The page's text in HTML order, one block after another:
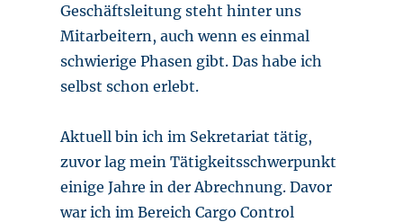
Geschäftsleitung steht hinter uns
Mitarbeitern, auch wenn es einmal
schwierige Phasen gibt. Das habe ich
selbst schon erlebt.
Aktuell bin ich im Sekretariat tätig,
zuvor lag mein Tätigkeitsschwerpunkt
einige Jahre in der Abrechnung. Davor
war ich im Bereich Cargo Control